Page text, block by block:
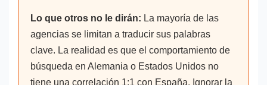
Lo que otros no le dirán: La mayoría de las
agencias se limitan a traducir sus palabras
clave. La realidad es que el comportamiento de
búsqueda en Alemania o Estados Unidos no
tiene una correlación 1:1 con España. Ignorar la